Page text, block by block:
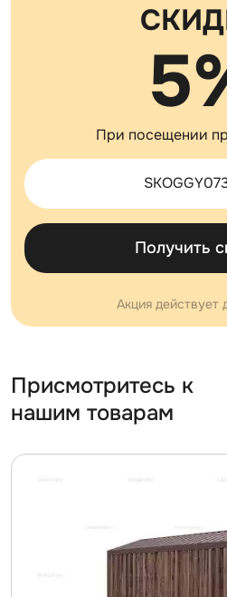
При посещении
Получить
Акция действует
Присмотритесь к
нашим товарам